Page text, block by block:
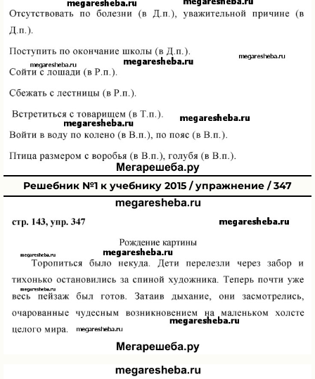
Решебник №1 к учебнику 2015 / упражнение / 347